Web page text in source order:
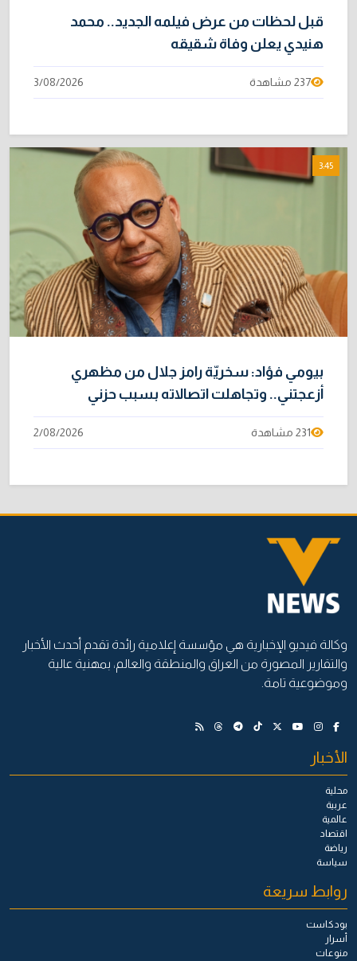
قبل لحظات من عرض فيلمه الجديد.. محمد
هنيدي يعلن وفاة شقيقه
237 مشاهدة 3/08/2026
3:45
بيومي فؤاد: سخريّة رامز جلال من مظهري
أزعجتني.. وتجاهلت اتصالاته بسبب حزني
231 مشاهدة 2/08/2026
وكالة فيديو الإخبارية هي مؤسسة إعلامية رائدة تقدم أحدث الأخبار
والتقارير المصورة من العراق والمنطقة والعالم، بمهنية عالية
وموضوعية تامة.
الأخبار
محلية
عربية
عالمية
اقتصاد
رياضة
سياسة
روابط سريعة
بودكاست
أسرار
منوعات